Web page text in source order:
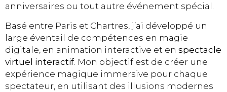
anniversaires ou tout autre événement spécial.
Basé entre Paris et Chartres, j’ai développé un
large éventail de compétences en magie
digitale, en animation interactive et en spectacle
virtuel interactif. Mon objectif est de créer une
expérience magique immersive pour chaque
spectateur, en utilisant des illusions modernes